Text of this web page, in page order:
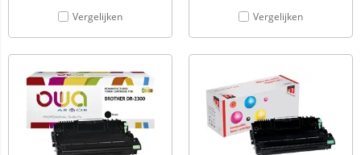
Vergelijken Vergelijken